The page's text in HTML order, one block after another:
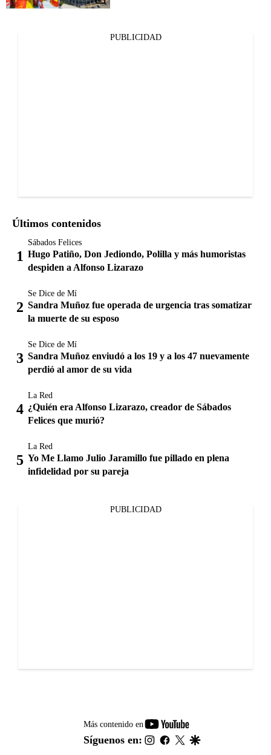
PUBLICIDAD
Últimos contenidos
Sábados Felices
Hugo Patiño, Don Jediondo, Polilla y más humoristas
despiden a Alfonso Lizarazo
Se Dice de Mí
Sandra Muñoz fue operada de urgencia tras somatizar
la muerte de su esposo
Se Dice de Mí
Sandra Muñoz enviudó a los 19 y a los 47 nuevamente
perdió al amor de su vida
La Red
¿Quién era Alfonso Lizarazo, creador de Sábados
Felices que murió?
La Red
Yo Me Llamo Julio Jaramillo fue pillado en plena
infidelidad por su pareja
PUBLICIDAD
Más contenido en
youtube-
footer
Síguenos en: instagram
facebook
twitter